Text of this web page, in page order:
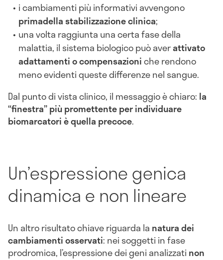
i cambiamenti più informativi avvengono
primadella stabilizzazione clinica;
una volta raggiunta una certa fase della
malattia, il sistema biologico può averattivato
adattamenti o compensazioniche rendono
meno evidenti queste differenze nel sangue.
Dal punto di vista clinico, il messaggio è chiaro: la
“finestra” più promettente per individuare
biomarcatori è quella precoce.
Un’espressione genica
dinamica e non lineare
Un altro risultato chiave riguarda la natura dei
cambiamenti osservati: nei soggetti in fase
prodromica, l’espressione dei geni analizzati non